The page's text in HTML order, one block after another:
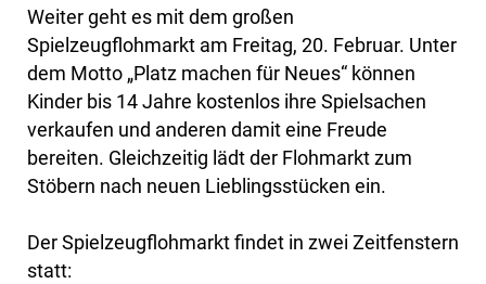
Weiter geht es mit dem großen
Spielzeugflohmarkt am Freitag, 20. Februar. Unter
dem Motto „Platz machen für Neues“ können
Kinder bis 14 Jahre kostenlos ihre Spielsachen
verkaufen und anderen damit eine Freude
bereiten. Gleichzeitig lädt der Flohmarkt zum
Stöbern nach neuen Lieblingsstücken ein.
Der Spielzeugflohmarkt findet in zwei Zeitfenstern
statt: